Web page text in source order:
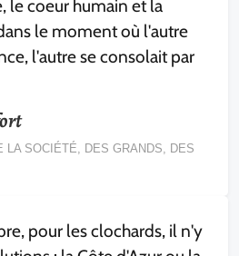
le coeur humain et la
le moment où l'autre
l'autre se consolait par
LA SOCIÉTÉ, DES GRANDS, DES
pour les clochards, il n'y